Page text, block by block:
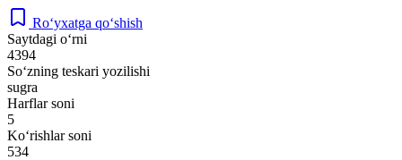
Ro‘yxatga qo‘shish
Saytdagi o‘rni
4394
So‘zning teskari yozilishi
sugra
Harflar soni
5
Ko‘rishlar soni
534